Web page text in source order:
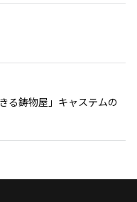
る鋳物屋」キャステムの